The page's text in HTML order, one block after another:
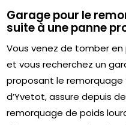
Garage pour le
suite à une panne
Vous venez de tomber
et vous recherchez un
proposant le remorquage
d’Yvetot, assure depuis
remorquage de poids